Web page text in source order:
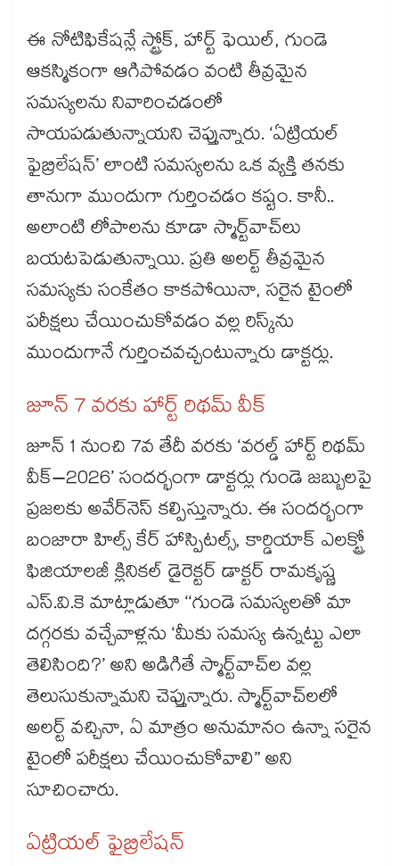
ఈ నోటిఫికేషన్లే స్ట్రోక్, హార్ట్ ఫెయిల్‌‌‌‌‌‌‌‌‌‌‌‌‌‌‌‌, గుండె
ఆకస్మికంగా ఆగిపోవడం వంటి తీవ్రమైన
సమస్యలను నివారించడంలో
సాయపడుతున్నాయని చెప్తున్నారు. ‘ఏట్రియల్
ఫైబ్రిలేషన్’ లాంటి సమస్యలను ఒక వ్యక్తి తనకు
తానుగా ముందుగా గుర్తించడం కష్టం. కానీ..
అలాంటి లోపాలను కూడా స్మార్ట్‌‌‌‌‌‌‌‌‌‌‌‌‌‌‌‌వాచ్‌‌‌‌‌‌‌‌‌‌‌‌‌‌‌‌లు
బయటపెడుతున్నాయి. ప్రతి అలర్ట్ తీవ్రమైన
సమస్యకు సంకేతం కాకపోయినా, సరైన టైంలో
పరీక్షలు చేయించుకోవడం వల్ల రిస్క్‌‌‌‌‌‌‌‌‌‌‌‌‌‌‌‌ను
ముందుగానే గుర్తించవచ్చంటున్నారు డాక్టర్లు.
జూన్ 7 వరకు హార్ట్ రిథమ్ వీక్
జూన్ 1 నుంచి 7వ తేదీ వరకు ‘వరల్డ్‌‌‌‌‌‌‌‌‌‌‌‌‌‌‌‌ హార్ట్ రిథమ్
వీక్–2026’ సందర్భంగా డాక్టర్లు గుండె జబ్బులపై
ప్రజలకు అవేర్‌‌‌‌‌‌‌‌‌‌‌‌‌‌‌‌‌‌‌‌‌‌‌‌‌‌‌‌‌‌‌‌నెస్ కల్పిస్తున్నారు. ఈ సందర్భంగా
బంజారా హిల్స్‌‌‌‌‌‌‌‌‌‌‌‌‌‌‌‌ కేర్ హాస్పిటల్స్, కార్డియాక్ ఎలక్ట్రో
ఫిజియాలజీ క్లినికల్ డైరెక్టర్ డాక్టర్ రామకృష్ణ
ఎస్.వి.కె మాట్లాడుతూ ‘‘గుండె సమస్యలతో మా
దగ్గరకు వచ్చేవాళ్లను ‘మీకు సమస్య ఉన్నట్టు ఎలా
తెలిసింది?’ అని అడిగితే స్మార్ట్​వాచ్​ల వల్ల
తెలుసుకున్నామని చెప్తున్నారు. స్మార్ట్​వాచ్​లలో
అలర్ట్ ​వచ్చినా, ఏ మాత్రం అనుమానం ఉన్నా సరైన
టైంలో పరీక్షలు చేయించుకోవాలి” అని
సూచించారు.
ఏట్రియల్ ఫైబ్రిలేషన్